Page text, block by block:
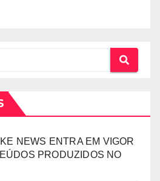
NEWS ENTRA EM VIGOR
PRODUZIDOS NO